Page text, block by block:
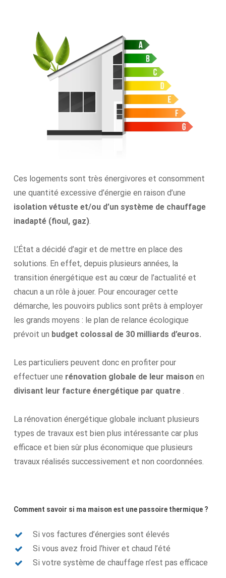
Ces logements sont très énergivores et consomment
une quantité excessive d’énergie en raison d’une
isolation vétuste et/ou d’un système de chauffage
inadapté (fioul, gaz).
L’État a décidé d’agir et de mettre en place des
solutions. En effet, depuis plusieurs années, la
transition énergétique est au cœur de l’actualité et
chacun a un rôle à jouer. Pour encourager cette
démarche, les pouvoirs publics sont prêts à employer
les grands moyens : le plan de relance écologique
prévoit un budget colossal de 30 milliards d’euros.
Les particuliers peuvent donc en profiter pour
effectuer une rénovation globale de leur maisonen
divisant leur facture énergétique par quatre.
La rénovation énergétique globale incluant plusieurs
types de travaux est bien plus intéressante car plus
efficace et bien sûr plus économique que plusieurs
travaux réalisés successivement et non coordonnées.
Comment savoir si ma maison est une passoire thermique ?
Si vos factures d’énergies sont élevés
Si vous avez froid l’hiver et chaud l’été
Si votre système de chauffage n’est pas efficace